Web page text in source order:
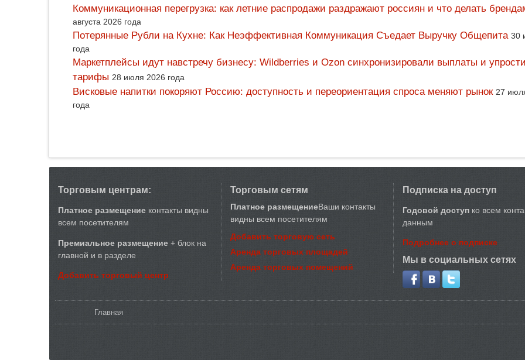
Коммуникационная перегрузка: как летние распродажи раздражают россиян и что делать
августа 2026 года
Потерянные Рубли на Кухне: Как Неэффективная Коммуникация Съедает Выручку Общепита 30
года
Маркетплейсы идут навстречу бизнесу: Wildberries и Ozon синхронизировали выплаты и
тарифы 28 июля 2026 года
Висковые напитки покоряют Россию: доступность и переориентация спроса меняют рынок 27
года
Торговым центрам:
Платное размещение контакты видны
всем посетителям
Премиальное размещение + блок на
главной и в разделе
Добавить торговый центр
Торговым сетям
Платное размещениеВаши контакты
видны всем посетителям
Добавить торговую сеть
Аренда торговых площадей
Аренда торговых помещений
Подписка на доступ
Годовой доступ ко всем
данным
Подробнее о подписке
Мы в социальных сетях
Главная